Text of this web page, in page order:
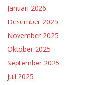
Januari 2026
Desember 2025
November 2025
Oktober 2025
September 2025
Juli 2025